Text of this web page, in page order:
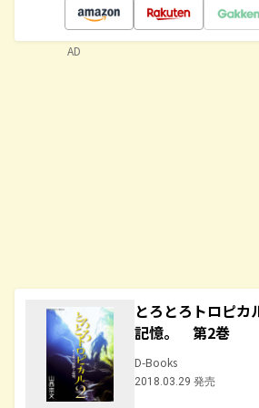
とろとろトロピ
記憶。 第2巻
D-Books
2018.03.29 発売
AD